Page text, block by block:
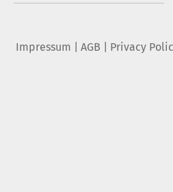
Impressum AGB Privacy